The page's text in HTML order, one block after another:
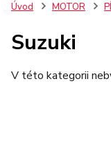
Úvod MOTOR
Suzuki
V této kategorii